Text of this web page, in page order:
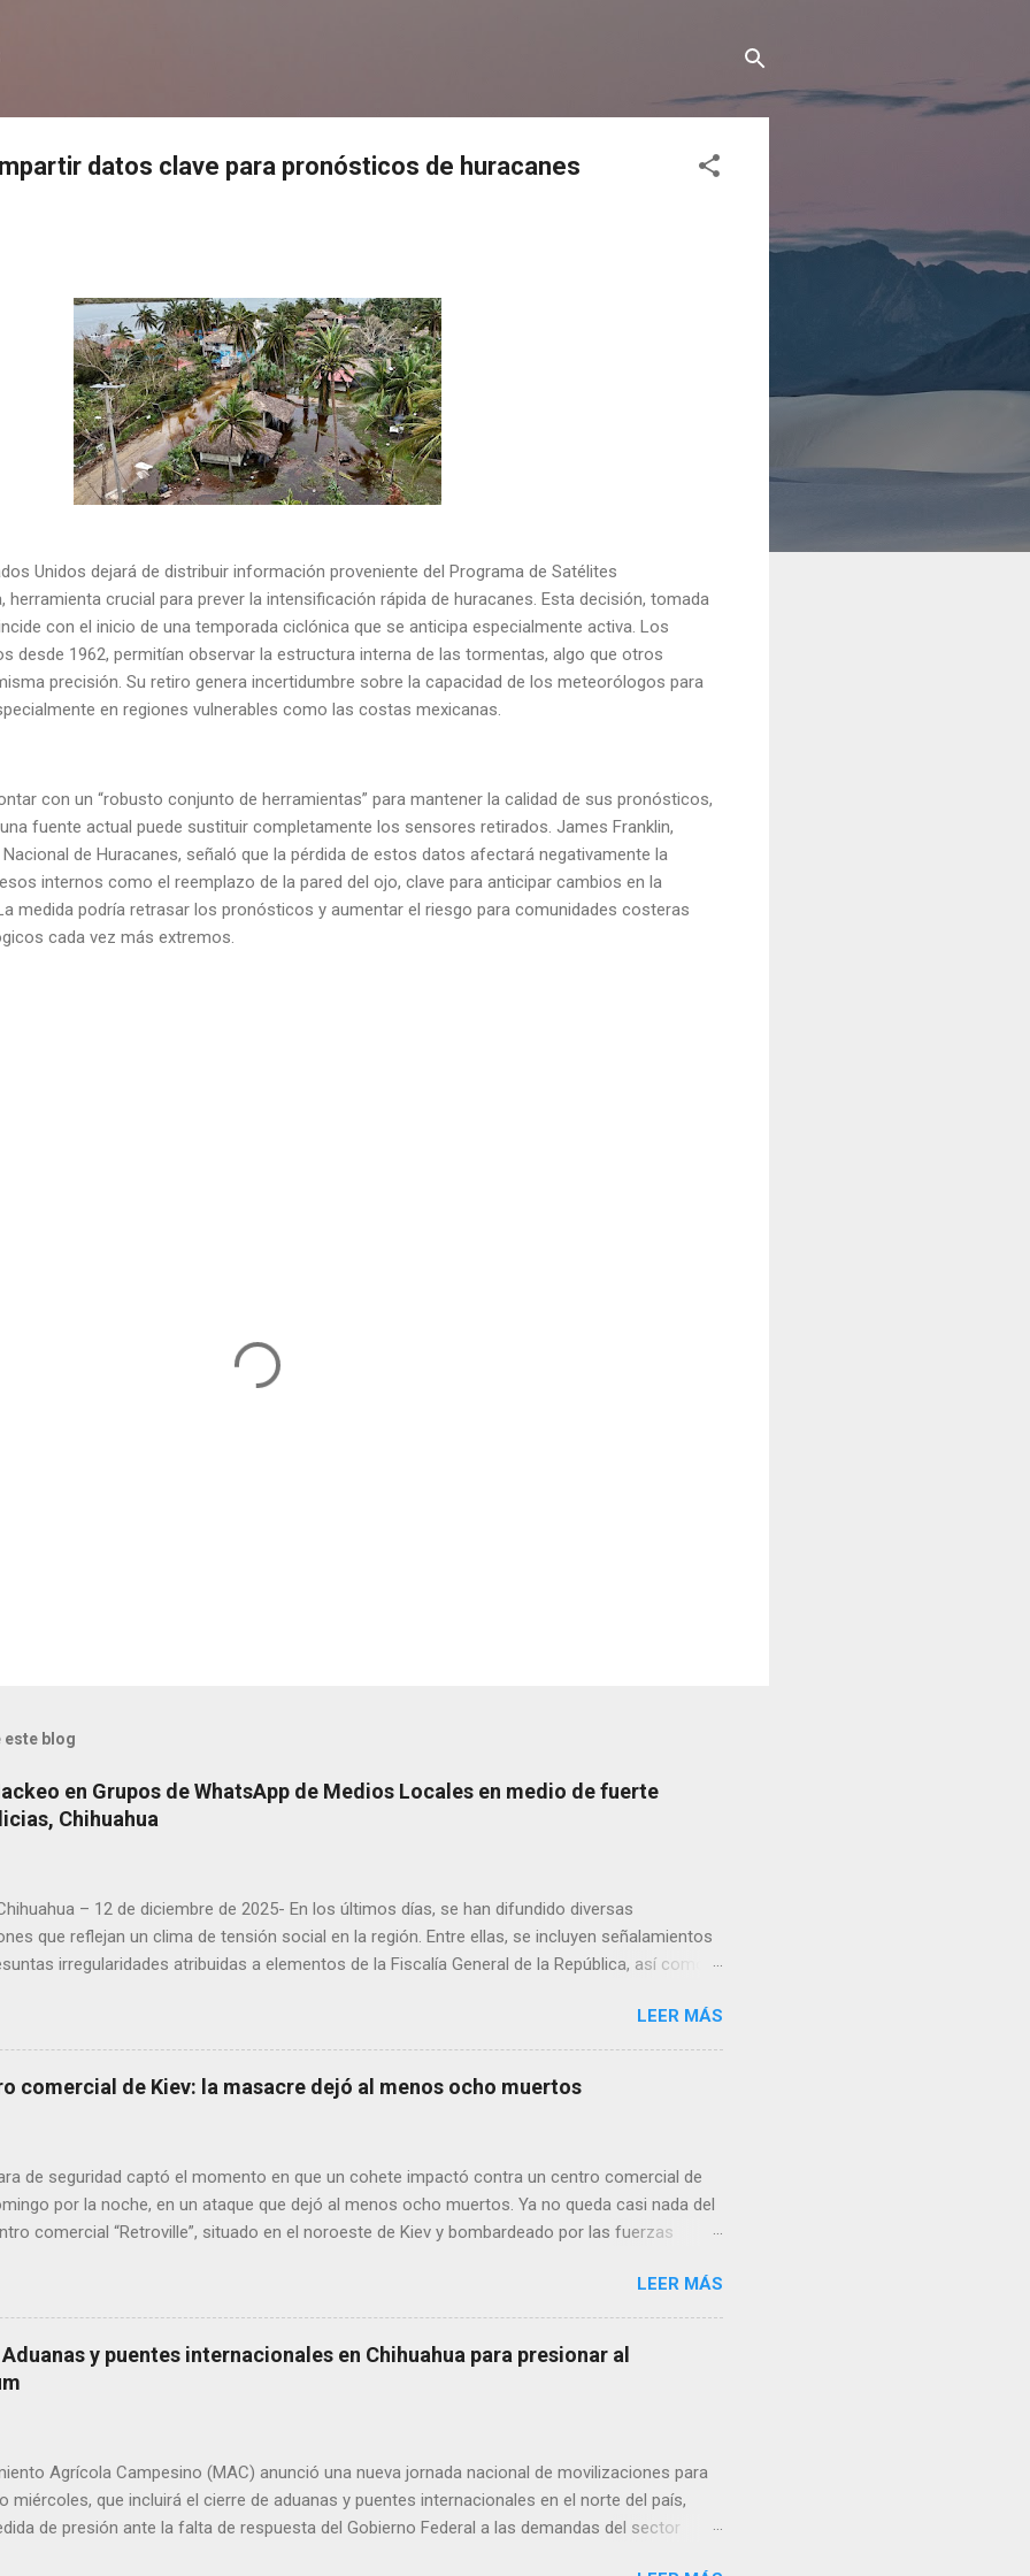
datos clave para pronósticos de huracanes
Unidos dejará de distribuir información proveniente del Programa de Satélites
crucial para prever la intensificación rápida de huracanes. Esta decisión, tomada
con el inicio de una temporada ciclónica que se anticipa especialmente activa. Los
desde 1962, permitían observar la estructura interna de las tormentas, algo que otros
precisión. Su retiro genera incertidumbre sobre la capacidad de los meteorólogos para
en regiones vulnerables como las costas mexicanas.
con un “robusto conjunto de herramientas” para mantener la calidad de sus pronósticos,
fuente actual puede sustituir completamente los sensores retirados. James Franklin,
de Huracanes, señaló que la pérdida de estos datos afectará negativamente la
internos como el reemplazo de la pared del ojo, clave para anticipar cambios en la
medida podría retrasar los pronósticos y aumentar el riesgo para comunidades costeras
cada vez más extremos.
este blog
en Grupos de WhatsApp de Medios Locales en medio de fuerte
Chihuahua
– 12 de diciembre de 2025- En los últimos días, se han difundido diversas
que reflejan un clima de tensión social en la región. Entre ellas, se incluyen señalamientos
irregularidades atribuidas a elementos de la Fiscalía General de la República, así como
Andrea Chávez, se registraron protestas en las que se colocaron lonas con imágenes de la
y del senador Adán Augusto López, acompañadas de mensajes de inconformidad. En este
de alta circulación informativa, se ha detectado un intento de hackeo que ya afectó a
de dos medios locales de Delicias a través de grupos de WhatsApp administrados por
y pregun...
LEER MÁS
comercial de Kiev: la masacre dejó al menos ocho muertos
de seguridad captó el momento en que un cohete impactó contra un centro comercial de
por la noche, en un ataque que dejó al menos ocho muertos. Ya no queda casi nada del
comercial “Retroville”, situado en el noroeste de Kiev y bombardeado por las fuerzas
fue sacudido por la explosión, pensé que el edificio se iba a caer”, recuerda Vladimir, de 76
de la zona. Los rusos “probablemente apuntaban a una central (eléctrica) térmica a unos
metros”, dijo, señalando una gran chimenea blanca en el horizonte. Inaugurado a inicios de
LEER MÁS
y puentes internacionales en Chihuahua para presionar al
Agrícola Campesino (MAC) anunció una nueva jornada nacional de movilizaciones para
miércoles, que incluirá el cierre de aduanas y puentes internacionales en el norte del país,
de presión ante la falta de respuesta del Gobierno Federal a las demandas del sector